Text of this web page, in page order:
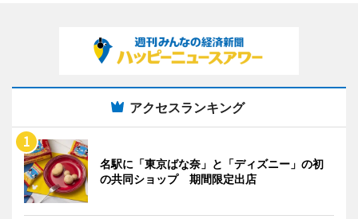
アクセスランキング
名駅に「東京ばな奈」と「ディズニー」の初
の共同ショップ 期間限定出店